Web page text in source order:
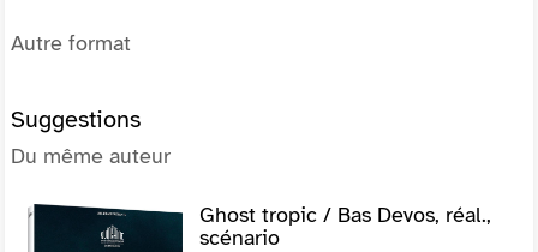
Autre format
Suggestions
Du même auteur
Ghost tropic / Bas Devos, réal.,
scénario